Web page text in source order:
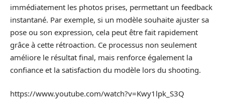
immédiatement les photos prises, permettant un feedback
instantané. Par exemple, si un modèle souhaite ajuster sa
pose ou son expression, cela peut être fait rapidement
grâce à cette rétroaction. Ce processus non seulement
améliore le résultat final, mais renforce également la
confiance et la satisfaction du modèle lors du shooting.
https://www.youtube.com/watch?v=Kwy1lpk_S3Q